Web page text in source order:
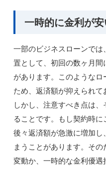
一時的に金利が
一部のビジネスローンで
置として、初回の数ヶ月
があります。このような
ため、返済額が抑えられて
しかし、注意すべき点は
ることです。もし契約時に
後々返済額が急激に増加
まうことがあります。そ
変動か、一時的な金利優